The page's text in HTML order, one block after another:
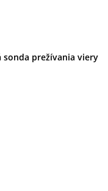
prežívania viery